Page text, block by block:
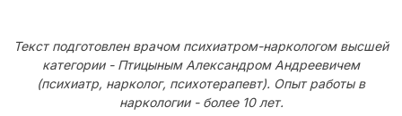
Текст подготовлен врачом психиатром-наркологом высшей
категории - Птицыным Александром Андреевичем
(психиатр, нарколог, психотерапевт). Опыт работы в
наркологии - более 10 лет.